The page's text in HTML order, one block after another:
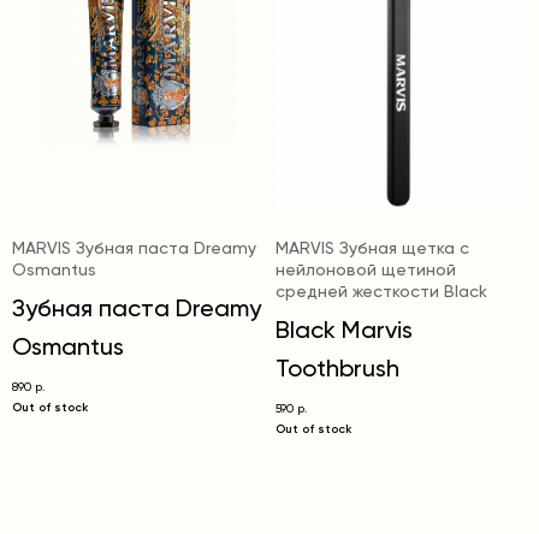
MARVIS Зубная паста Dreamy
Osmantus
Зубная паста Dreamy
Osmantus
890 р.
Out of stock
MARVIS Зубная щетка c
нейлоновой щетиной
средней жесткости Black
Black Marvis
Toothbrush
590 р.
Out of stock